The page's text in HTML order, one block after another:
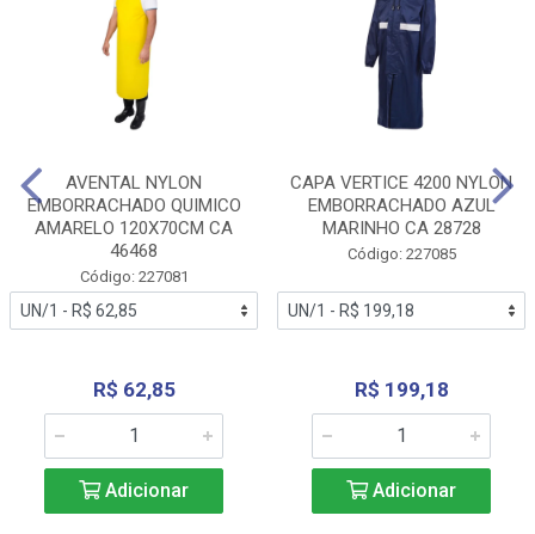
AVENTAL NYLON
EMBORRACHADO QUIMICO
AMARELO 120X70CM CA
46468
Código: 227081
R$ 62,85
Adicionar
CAPA VERTICE 4200 NYLON
EMBORRACHADO AZUL
MARINHO CA 28728
Código: 227085
R$ 199,18
Adicionar